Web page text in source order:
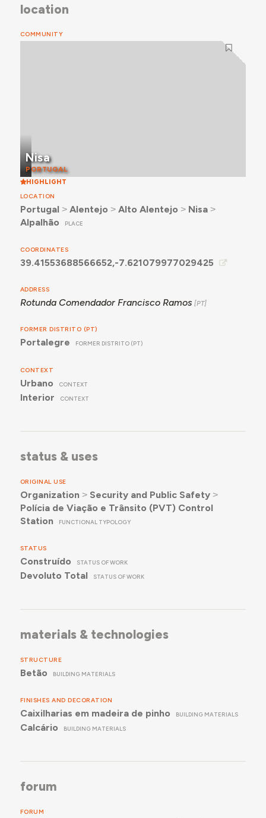
location
COMMUNITY
Nisa
PORTUGAL
HIGHLIGHT
LOCATION
Portugal ˃ Alentejo ˃ Alto Alentejo ˃ Nisa˃
Alpalhão
PLACE
COORDINATES
39.41553688566652,-7.621079977029425
ADDRESS
Rotunda Comendador Francisco Ramos
FORMER DISTRITO (PT)
Portalegre FORMER DISTRITO (PT)
CONTEXT
Urbano CONTEXT
Interior CONTEXT
status & uses
ORIGINAL USE
Organization ˃ Security and Public Safety˃
Polícia de Viação e Trânsito (PVT) Control
Station
FUNCTIONAL TYPOLOGY
STATUS
Construído STATUS OF WORK
Devoluto Total STATUS OF WORK
materials & technologies
STRUCTURE
Betão BUILDING MATERIALS
FINISHES AND DECORATION
Caixilharias em madeira de pinho BUILDING MATERIALS
Calcário BUILDING MATERIALS
forum
FORUM